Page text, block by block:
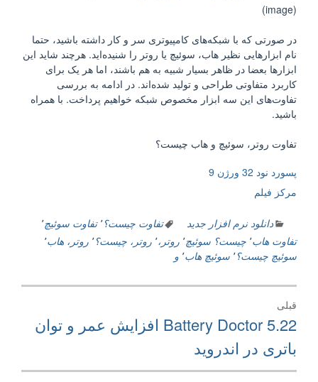
(image)
در صورتی که با شبکه‌های کامپیوتری سر و کار داشته باشید، حتما
نام ابزارهایی نظیر هاب، سوئیچ یا روتر را شنیده‌اید. هرچند شاید این
ابزارها بعضا در ظاهر بسیار شبیه به هم باشند، اما هر یک برای
کاربرد متفاوتی طراحی و تولید شده‌اند. در ادامه به بررسی
تفاوت‌های این سه ابزار مخصوص شبکه خواهیم پرداخت. با همراه
باشید.
تفاوت روتر، سوئیچ و هاب چیست؟
پسورد نود 32 ورژن 9
مرکز فیلم
دانلود نرم افزار جدید تفاوت چیست؟٬ تفاوت سوئیچ٬
تفاوت هاب٬ چیست؟ سوئیچ٬ روتر،٬ روتر، چیست؟٬ روتر، هاب٬
سوئیچ چیست؟٬ سوئیچ هاب٬ و
راهبری
نوشته
قبلی
نوشته
قبلی:
Battery Doctor 5.22 افزایش عمر و توان
باتری در اندروید